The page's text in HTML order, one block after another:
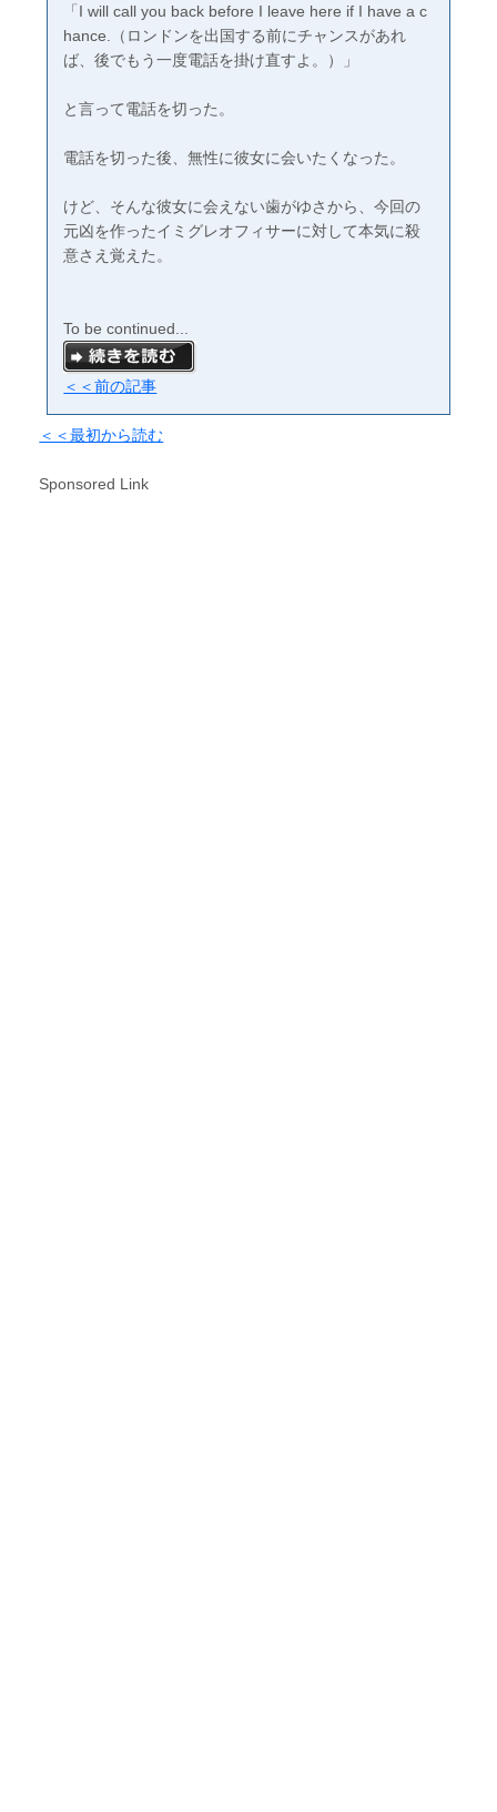
「I will call you back before I leave here if I have a c
hance.（ロンドンを出国する前にチャンスがあれ
ば、後でもう一度電話を掛け直すよ。）」
と言って電話を切った。
電話を切った後、無性に彼女に会いたくなった。
けど、そんな彼女に会えない歯がゆさから、今回の
元凶を作ったイミグレオフィサーに対して本気に殺
意さえ覚えた。
To be continued...
＜＜前の記事
＜＜最初から読む
Sponsored Link